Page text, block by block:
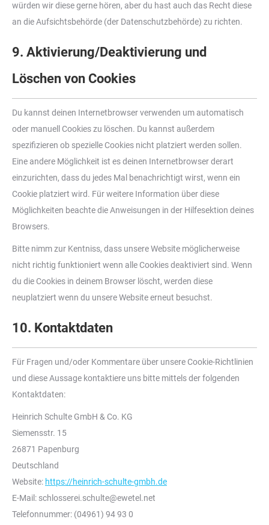
würden wir diese gerne hören, aber du hast auch das Recht diese
an die Aufsichtsbehörde (der Datenschutzbehörde) zu richten.
9. Aktivierung/Deaktivierung und
Löschen von Cookies
Du kannst deinen Internetbrowser verwenden um automatisch
oder manuell Cookies zu löschen. Du kannst außerdem
spezifizieren ob spezielle Cookies nicht platziert werden sollen.
Eine andere Möglichkeit ist es deinen Internetbrowser derart
einzurichten, dass du jedes Mal benachrichtigt wirst, wenn ein
Cookie platziert wird. Für weitere Information über diese
Möglichkeiten beachte die Anweisungen in der Hilfesektion deines
Browsers.
Bitte nimm zur Kentniss, dass unsere Website möglicherweise
nicht richtig funktioniert wenn alle Cookies deaktiviert sind. Wenn
du die Cookies in deinem Browser löscht, werden diese
neuplatziert wenn du unsere Website erneut besuchst.
10. Kontaktdaten
Für Fragen und/oder Kommentare über unsere Cookie-Richtlinien
und diese Aussage kontaktiere uns bitte mittels der folgenden
Kontaktdaten:
Heinrich Schulte GmbH & Co. KG
Siemensstr. 15
26871 Papenburg
Deutschland
Website: https://heinrich-schulte-gmbh.de
E-Mail: ten.letewe@etluhcs.ieressolhcs
Telefonnummer: (04961) 94 93 0